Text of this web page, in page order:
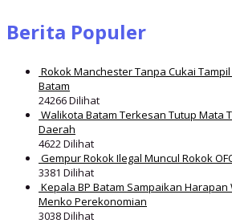
Berita Populer
Rokok Manchester Tanpa Cukai
Batam
24266 Dilihat
Walikota Batam Terkesan Tutup Mata
Daerah
4622 Dilihat
Gempur Rokok Ilegal Muncul Rokok
3381 Dilihat
Kepala BP Batam Sampaikan
Menko Perekonomian
3038 Dilihat